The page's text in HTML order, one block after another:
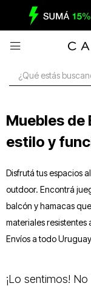

Muebles de
estilo y
Disfrutá tus espacios
outdoor. Encontrá
balcón y hamacas
materiales resistentes
Envíos a todo
¡Lo sentimos!